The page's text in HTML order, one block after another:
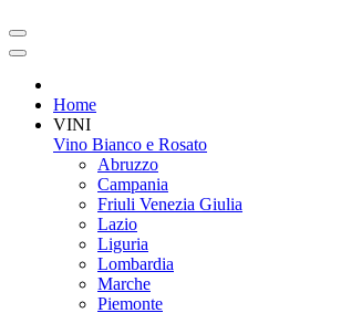
Home
VINI
Vino Bianco e Rosato
Abruzzo
Campania
Friuli Venezia Giulia
Lazio
Liguria
Lombardia
Marche
Piemonte